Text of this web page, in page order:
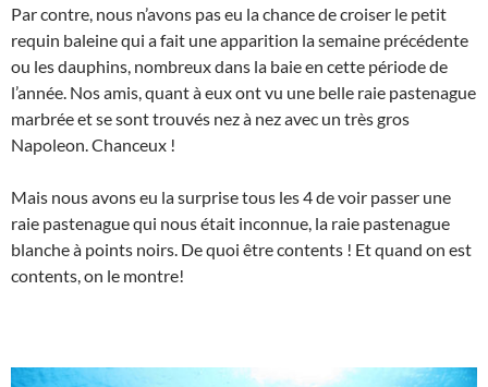
Par contre, nous n’avons pas eu la chance de croiser le petit
requin baleine qui a fait une apparition la semaine précédente
ou les dauphins, nombreux dans la baie en cette période de
l’année. Nos amis, quant à eux ont vu une belle raie pastenague
marbrée et se sont trouvés nez à nez avec un très gros
Napoleon. Chanceux !
Mais nous avons eu la surprise tous les 4 de voir passer une
raie pastenague qui nous était inconnue, la raie pastenague
blanche à points noirs. De quoi être contents ! Et quand on est
contents, on le montre!